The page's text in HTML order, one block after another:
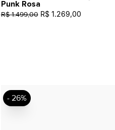
Punk Rosa
R$ 1.499,00 R$ 1.269,00
- 26%